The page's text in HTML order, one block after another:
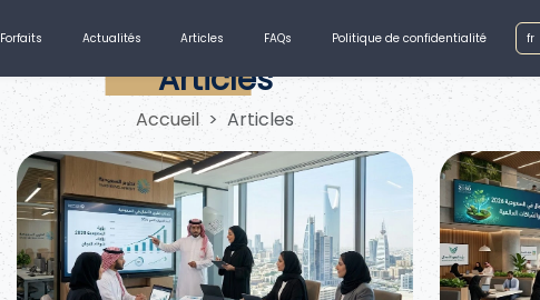
Forfaits Actualités Articles FAQs Politique de confidentialité fr
Articles
Accueil Articles